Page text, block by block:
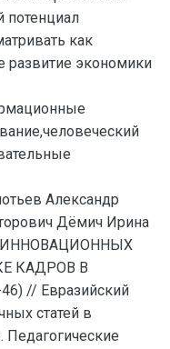
потенциал
как
развитие экономики
Александр
Дёмич Ирина
ИННОВАЦИОННЫХ
КАДРОВ В
// Евразийский
статей в